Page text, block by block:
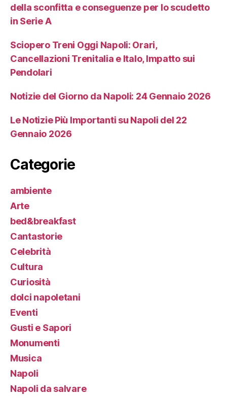
della sconfitta e conseguenze per lo scudetto
in Serie A
Sciopero Treni Oggi Napoli: Orari,
Cancellazioni Trenitalia e Italo, Impatto sui
Pendolari
Notizie del Giorno da Napoli: 24 Gennaio 2026
Le Notizie Più Importanti su Napoli del 22
Gennaio 2026
Categorie
ambiente
Arte
bed&breakfast
Cantastorie
Celebrità
Cultura
Curiosità
dolci napoletani
Eventi
Gusti e Sapori
Monumenti
Musica
Napoli
Napoli da salvare